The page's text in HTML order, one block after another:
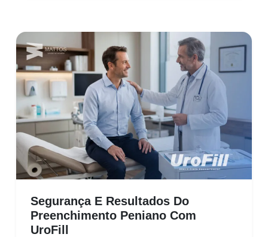
Segurança E Resultados Do
Preenchimento Peniano Com
UroFill